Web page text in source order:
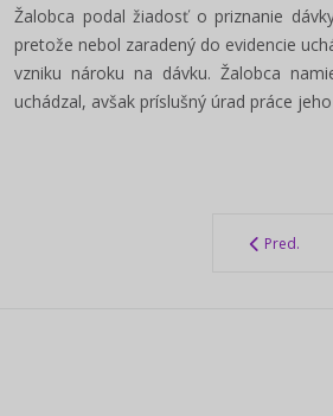
Žalobca podal žiadosť o priznanie
pretože nebol zaradený do evidencie
vzniku nároku na dávku. Žalobca
uchádzal, avšak príslušný úrad práce
Pred.